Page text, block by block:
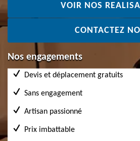
VOIR NOS
CONTACTEZ
Nos engagements
Devis et déplacement gratuits
Sans engagement
Artisan passionné
Prix imbattable